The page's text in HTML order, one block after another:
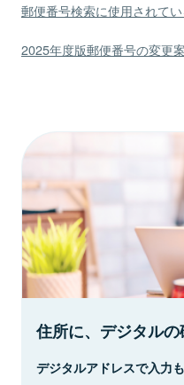
郵便番号検索に使用されて
2025年度版郵便番号の変更
住所に、デジタルの
デジタルアドレスで入力